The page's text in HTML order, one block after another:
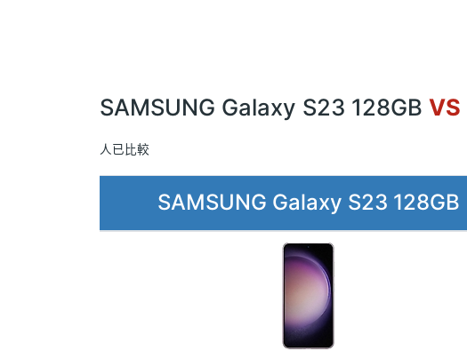
SAMSUNG Galaxy S23 128GB VS
人已比較
SAMSUNG Galaxy S23 128GB